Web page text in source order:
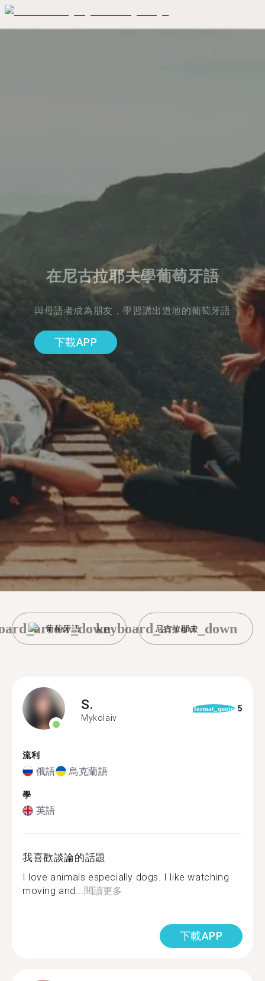
在尼古拉耶夫學葡萄牙語
與母語者成為朋友，學習講出道地的葡萄牙語
下載APP
葡萄牙語 尼古拉耶夫
keyboard_arrow_down
S.
Mykolaiv
format_quote 5
流利
俄語 烏克蘭語
學
英語
我喜歡談論的話題
I love animals especially dogs. I like watching
moving and...閱讀更多
下載APP